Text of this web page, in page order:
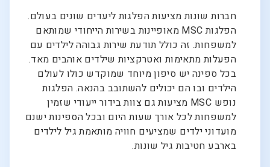
חברות שונות מציעות הפלגות ליעדים שונים בעולם.
הפלגות MSC מאופיינות בשירות הייחודי שמותאם
למשפחות. זה כולל תודעת שירות גבוהה לילדים עם
הפעלות מתאימות ואטרקציות שילדים אוהבים מאד.
בכל ספינה יש סיפון מיוחד שמוקדש כולו לעולם
הילדים ובו הם יכולים להשתובב בהנאה. הפלגות
נופש MSC מציעות גם צוות בידור ייעודי שזמין
למשפחות לכל אורך שעות היום ובכל הספינות ישנם
מועדוני ילדים שמציעים חוויה מותאמת גיל לילדים
בארבע חטיבות גיל שונות.